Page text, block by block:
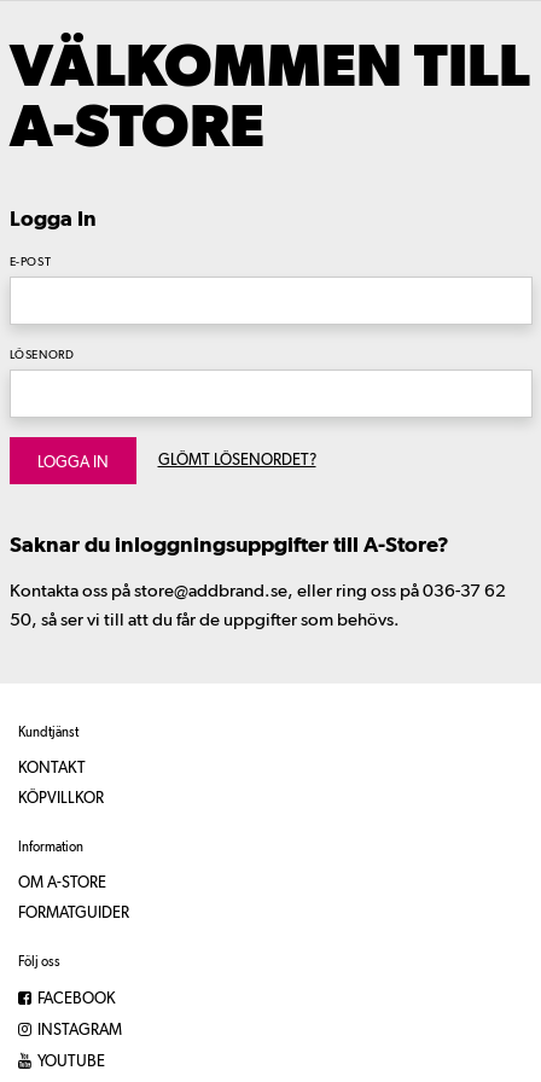
VÄLKOMMEN TILL
A-STORE
Logga In
E-POST
LÖSENORD
LOGGA IN GLÖMT LÖSENORDET?
Saknar du inloggningsuppgifter till A-Store?
Kontakta oss på store@addbrand.se, eller ring oss på 036-37 62
50, så ser vi till att du får de uppgifter som behövs.
Kundtjänst
KONTAKT
KÖPVILLKOR
Information
OM A-STORE
FORMATGUIDER
Följ oss
FACEBOOK
INSTAGRAM
YOUTUBE